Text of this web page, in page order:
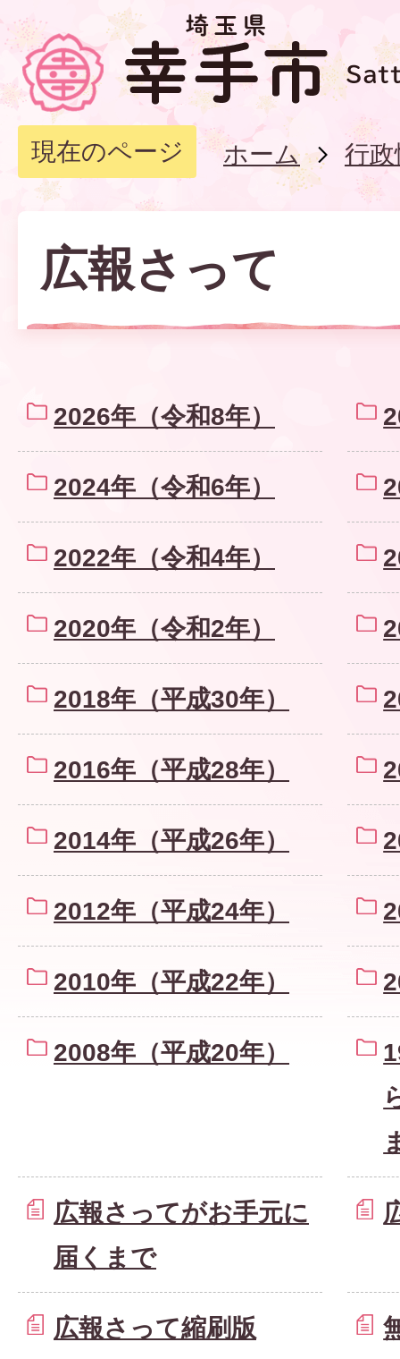
現在のページ ホーム 行
広報さって
2026年（令和8年）
2024年（令和6年）
2022年（令和4年）
2020年（令和2年）
2018年（平成30年）
2016年（平成28年）
2014年（平成26年）
2012年（平成24年）
2010年（平成22年）
2008年（平成20年）
広報さってがお手元に
届くまで
広報さって縮刷版